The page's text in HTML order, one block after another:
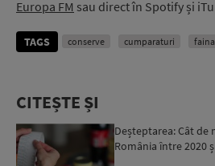
Europa FM sau direct în Spotify și
TAGS conserve cumparaturi faina
CITEȘTE ȘI
Deșteptarea: Cât
România între 2020